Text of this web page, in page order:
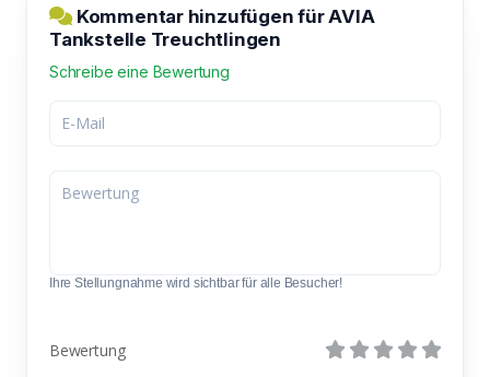
Kommentar hinzufügen für AVIA
Tankstelle Treuchtlingen
Schreibe eine Bewertung
Ihre Stellungnahme wird sichtbar für alle Besucher!
Bewertung